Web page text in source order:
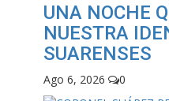
UNA NOCHE
NUESTRA
SUARENSES
Ago 6, 2026 0